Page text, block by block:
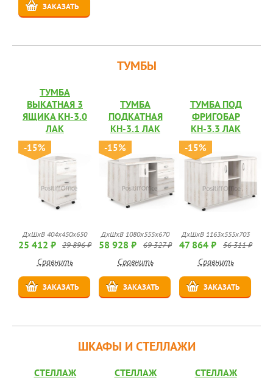
ЗАКАЗАТЬ
ТУМБЫ
ТУМБА
ВЫКАТНАЯ 3
ЯЩИКА КН-3.0
ЛАК
-15%
ДхШхВ 404х450х650
25 412 ₽ 29 896 ₽
Сравнить
ЗАКАЗАТЬ
ТУМБА
ПОДКАТНАЯ
КН-3.1 ЛАК
-15%
ДхШхВ 1080х555х670
58 928 ₽ 69 327 ₽
Сравнить
ЗАКАЗАТЬ
ТУМБА ПОД
ФРИГОБАР
КН-3.3 ЛАК
-15%
ДхШхВ 1163х555х703
47 864 ₽ 56 311 ₽
Сравнить
ЗАКАЗАТЬ
ШКАФЫ И СТЕЛЛАЖИ
СТЕЛЛАЖ СТЕЛЛАЖ СТЕЛЛАЖ